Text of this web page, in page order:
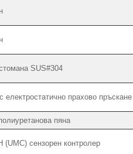
SUS#304
прахово пръскане
пяна
сензорен контролер